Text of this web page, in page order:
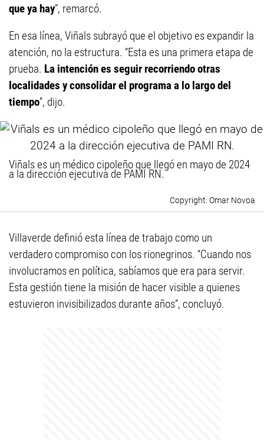
que ya hay”, remarcó.
En esa línea, Viñals subrayó que el objetivo es expandir la
atención, no la estructura. “Esta es una primera etapa de
prueba. La intención es seguir recorriendo otras
localidades y consolidar el programa a lo largo del
tiempo”, dijo.
Viñals es un médico cipoleño que llegó en mayo de 2024
a la dirección ejecutiva de PAMI RN.
Omar Novoa
Villaverde definió esta línea de trabajo como un
verdadero compromiso con los rionegrinos. “Cuando nos
involucramos en política, sabíamos que era para servir.
Esta gestión tiene la misión de hacer visible a quienes
estuvieron invisibilizados durante años”, concluyó.